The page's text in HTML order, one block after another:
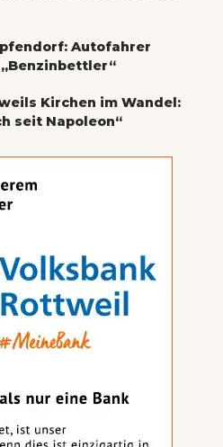
Autofahrer
Kirchen im Wandel:
seit Napoleon“